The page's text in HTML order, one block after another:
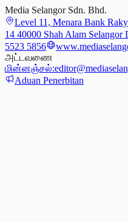
Media Selangor Sdn. Bhd.
Level 11, Menara Bank
14 40000 Shah Alam Selangor
5523 5856
அட்டவணை
மின்னஞ்சல்:
Aduan Penerbitan